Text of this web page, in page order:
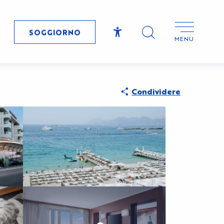
SOGGIORNO
AccessibilitéMENU
Condividere